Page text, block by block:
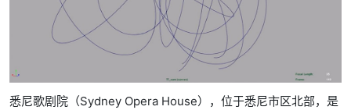
悉尼歌剧院（Sydney Opera House），位于悉尼市区北部，是